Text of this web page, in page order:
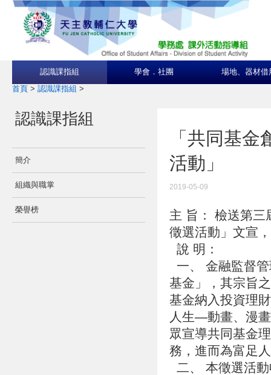
認識課指組 學會．社團 場地、器材借
首頁 > 認識課指組 >
認識課指組
簡介
組織與職掌
榮譽榜
「共同基
活動」
2019-05-09
主 旨： 檢送第
徵選活動」文宣
說 明：
一、 金融監督
基金」，其宗旨
基金納入投資理
人生—動畫、漫
眾宣導共同基金
務，進而為富足
二、 本徵選活